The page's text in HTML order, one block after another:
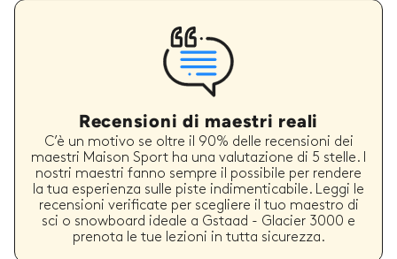
Recensioni di maestri reali
C’è un motivo se oltre il 90% delle recensioni dei
maestri Maison Sport ha una valutazione di 5 stelle. I
nostri maestri fanno sempre il possibile per rendere
la tua esperienza sulle piste indimenticabile. Leggi le
recensioni verificate per scegliere il tuo maestro di
sci o snowboard ideale a Gstaad - Glacier 3000 e
prenota le tue lezioni in tutta sicurezza.